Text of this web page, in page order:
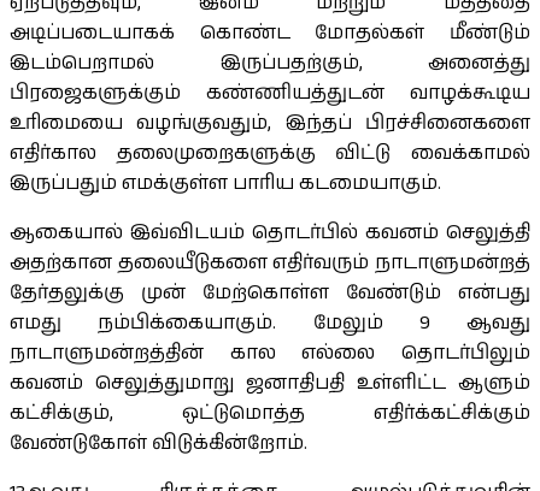
அடிப்படையாகக் கொண்ட மோதல்கள் மீண்டும்
இடம்பெறாமல் இருப்பதற்கும், அனைத்து
பிரஜைகளுக்கும் கண்ணியத்துடன் வாழக்கூடிய
உரிமையை வழங்குவதும், இந்தப் பிரச்சினைகளை
எதிர்கால தலைமுறைகளுக்கு விட்டு வைக்காமல்
இருப்பதும் எமக்குள்ள பாரிய கடமையாகும்.
ஆகையால் இவ்விடயம் தொடர்பில் கவனம் செலுத்தி
அதற்கான தலையீடுகளை எதிர்வரும் நாடாளுமன்றத்
தேர்தலுக்கு முன் மேற்கொள்ள வேண்டும் என்பது
எமது நம்பிக்கையாகும். மேலும் 9 ஆவது
நாடாளுமன்றத்தின் கால எல்லை தொடர்பிலும்
கவனம் செலுத்துமாறு ஜனாதிபதி உள்ளிட்ட ஆளும்
கட்சிக்கும், ஒட்டுமொத்த எதிர்க்கட்சிக்கும்
வேண்டுகோள் விடுக்கின்றோம்.